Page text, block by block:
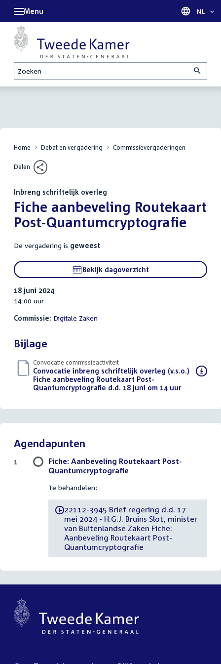
Zoeken
Menu Taal
NL
Home Debat en vergadering Commissievergaderingen
Delen
Inbreng schriftelijk overleg
:Fiche aanbeveling Routekaart
Post-Quantumcryptografie
De vergadering is geweest
Bekijk dagoverzicht
18 juni 2024
14:00 uur
Commissie: Digitale Zaken
Bijlage
Convocatie commissieactiviteit
Download
bestand:
Convocatie inbreng schriftelijk overleg (v.s.o.)
Fiche aanbeveling Routekaart Post-
Quantumcryptografie d.d. 18 juni om 14 uur(PDF)
Agendapunten
Fiche: Aanbeveling Routekaart Post-
Quantumcryptografie
Te behandelen:
-22112-3945 Brief regering d.d. 17
mei 2024 - H.G.J. Bruins Slot, minister
van Buitenlandse Zaken Fiche:
Aanbeveling Routekaart Post-
Quantumcryptografie
1